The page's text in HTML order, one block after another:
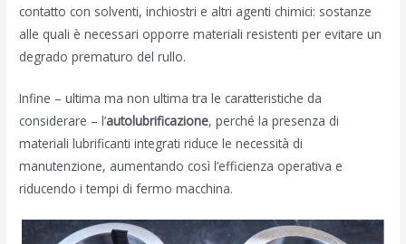
contatto con solventi, inchiostri e altri agenti chimici: sostanze
alle quali è necessari opporre materiali resistenti per evitare un
degrado prematuro del rullo.
Infine – ultima ma non ultima tra le caratteristiche da
considerare – l’autolubrificazione, perché la presenza di
materiali lubrificanti integrati riduce le necessità di
manutenzione, aumentando così l’efficienza operativa e
riducendo i tempi di fermo macchina.